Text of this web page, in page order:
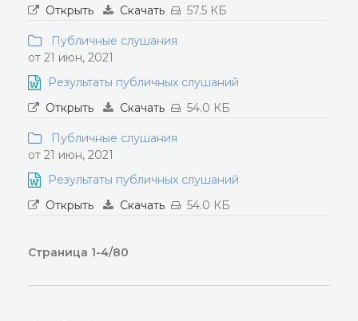
Открыть
Скачать 57.5 КБ
Публичные слушания
от 21 июн, 2021
Результаты публичных слушаний
Открыть
Скачать 54.0 КБ
Публичные слушания
от 21 июн, 2021
Результаты публичных слушаний
Открыть
Скачать 54.0 КБ
Страница 1-4/80